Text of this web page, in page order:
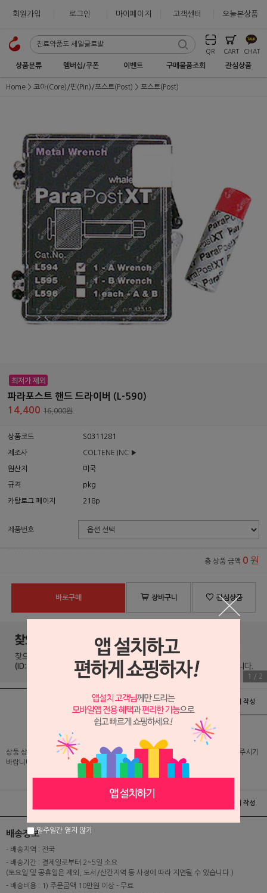
회원가입 로그인 마이페이지 고객센터 오늘본상품
QR CART CHAT
상품분류 멤버십/쿠폰 이벤트 구매물품조회 관심상품
Home 코아(Core)/핀(Pin)/포스트(Post) 포스트(Post)
파라포스트 핸드 드라이버 (L-590)
14,40016,000원
상품코드 S0311281
제조사 COLTENE INC ▶
원산지 미국
규격 pkg
카탈로그 페이지 218p
제품번호
총 상품 금액 0 원
바로구매 장바구니 관심상품
1 / 2
배송 및 교환/반품안내 상품후기 및 평가서 작성
상품 상세 설명 및 실제 구매 가격은 로그인 후 확인 가능하오니 반드시 로그인해 주시기
바랍니다.
상품후기 및 평가서 작성
배송정보
- 배송지역 : 전국
- 배송기간 : 결제일로부터 2~5일 소요
(토요일 및 공휴일은 제외, 도서/산간지역 등 사정에 따라 지연될 수 있습니다.)
- 배송비용 : 1) 주문금액 10만원 이상 - 무료
일주일간 열지 않기